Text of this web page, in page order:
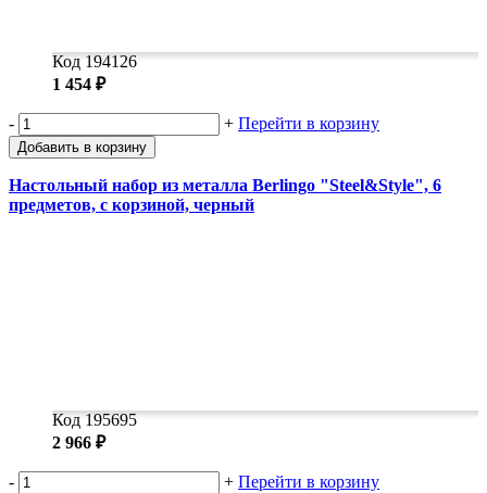
Код 194126
1 454 ₽
- + Перейти в корзину
Добавить в корзину
Настольный набор из металла Berlingo "Steel&Style", 6
предметов, с корзиной, черный
Код 195695
2 966 ₽
- + Перейти в корзину